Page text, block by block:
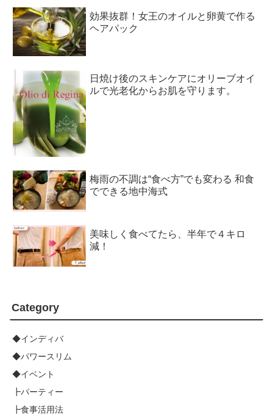
効果抜群！女王のオイルと卵黄で作る
ヘアパック
日焼け後のスキンケアにオリーブオイ
ルで光老化からお肌を守ります。
梅雨の不調は“食べ方”でも変わる 和食
でできる地中海式
美味しく食べてたら、半年で４キロ
減！
Category
◆インディバ
◆パワースリム
◆イベント
┣パーティー
┣食事活用法